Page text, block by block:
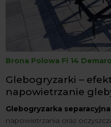
Brona Polowa Fi 14 Demarol
Glebogryzarki –
napowietrzanie
Glebogryzarka separacyjna
napowietrzania oraz